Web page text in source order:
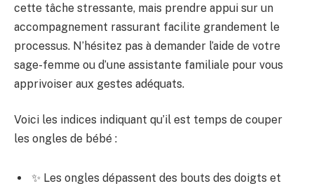
cette tâche stressante, mais prendre appui sur un
accompagnement rassurant facilite grandement le
processus. N’hésitez pas à demander l’aide de votre
sage-femme ou d’une assistante familiale pour vous
apprivoiser aux gestes adéquats.
Voici les indices indiquant qu’il est temps de couper
les ongles de bébé :
✨ Les ongles dépassent des bouts des doigts et